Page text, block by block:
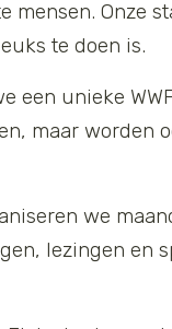
mensen. Onze
te doen is.
een unieke
maar worden
we
lezingen en